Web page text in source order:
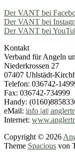
Der VANT bei
Der VANT bei
Der VANT bei
Kontakt
Verband für Angeln
Niederkrossen 27
07407 Uhlstädt-
Telefon: 036742-
Fax: 036742-734999
Handy:
eMail: info |at|
Internet:
Copyright © 2026
Theme Spacious von